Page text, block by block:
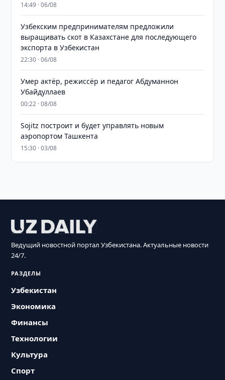
14:49 · 06/08
Узбекским предпринимателям предложили
выращивать скот в Казахстане для последующего
экспорта в Узбекистан
22:30 · 06/08
Умер актёр, режиссёр и педагог Абдуманнон
Убайдуллаев
00:22 · 08/08
Sojitz построит и будет управлять новым
аэропортом Ташкента
15:30 · 03/08
Ведущий новостной портал Узбекистана. Актуальные новости
24/7.
РАЗДЕЛЫ
Узбекистан
Экономика
Финансы
Технологии
Культура
Спорт